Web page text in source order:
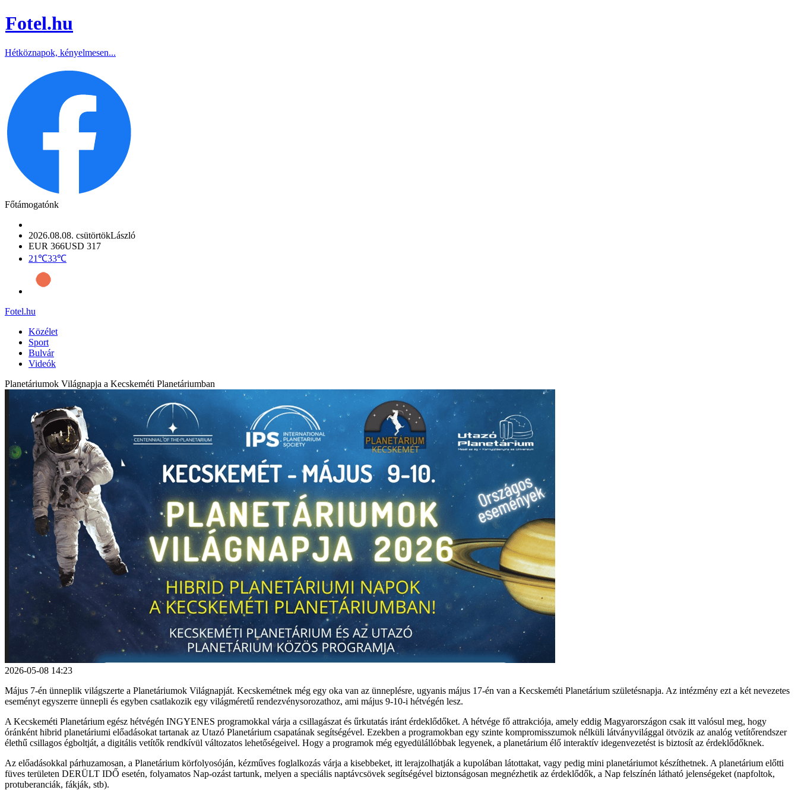
Fotel.hu
Hétköznapok, kényelmesen...
Főtámogatónk
2026.08.08. csütörtökLászló
EUR 366USD 317
21℃33℃
Fotel.hu
Közélet
Sport
Bulvár
Videók
Planetáriumok Világnapja a Kecskeméti Planetáriumban
2026-05-08 14:23
Május 7-én ünneplik világszerte a Planetáriumok Világnapját. Kecskemétnek még egy oka van az ünneplésre, ugyanis május 17-én van a Kecskeméti Planetárium születésnapja. Az intézmény ezt a két nevezetes
eseményt egyszerre ünnepli és egyben csatlakozik egy világméretű rendezvénysorozathoz, ami május 9-10-i hétvégén lesz.
A Kecskeméti Planetárium egész hétvégén INGYENES programokkal várja a csillagászat és űrkutatás iránt érdeklődőket. A hétvége fő attrakciója, amely eddig Magyarországon csak itt valósul meg, hogy
óránként hibrid planetáriumi előadásokat tartanak az Utazó Planetárium csapatának segítségével. Ezekben a programokban egy szinte kompromisszumok nélküli látványvilággal ötvözik az analóg vetítőrendszer
élethű csillagos égboltját, a digitális vetítők rendkívül változatos lehetőségeivel. Hogy a programok még egyedülállóbbak legyenek, a planetárium élő interaktív idegenvezetést is biztosít az érdeklődőknek.
Az előadásokkal párhuzamosan, a Planetárium körfolyosóján, kézműves foglalkozás várja a kisebbeket, itt lerajzolhatják a kupolában látottakat, vagy pedig mini planetáriumot készíthetnek. A planetárium előtti
füves területen DERÜLT IDŐ esetén, folyamatos Nap-ozást tartunk, melyen a speciális naptávcsövek segítségével biztonságosan megnézhetik az érdeklődők, a Nap felszínén látható jelenségeket (napfoltok,
protuberanciák, fákják, stb).